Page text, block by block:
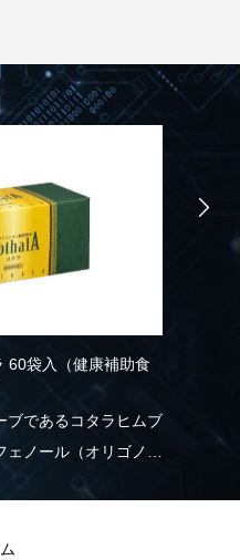
入（健康補助食
あるコタラヒムブ
ール（オリゴノー
になる方を応援し
れは
現し